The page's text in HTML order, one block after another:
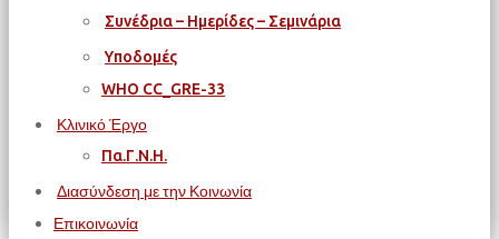
Συνέδρια – Ημερίδες – Σεμινάρια
Υποδομές
WΗΟ CC_GRE-33
Κλινικό Έργο
Πα.Γ.Ν.Η.
Διασύνδεση με την Κοινωνία
Επικοινωνία